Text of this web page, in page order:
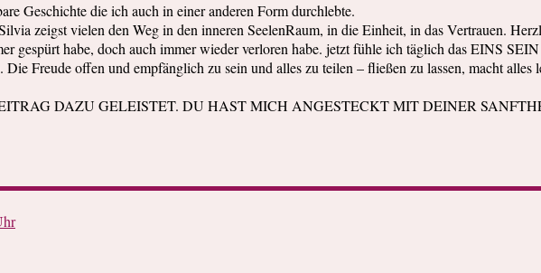
Geschichte die ich auch in einer anderen Form durchlebte.
zeigst vielen den Weg in den inneren SeelenRaum, in die Einheit, in das Vertrauen.
gespürt habe, doch auch immer wieder verloren habe. jetzt fühle ich täglich das EINS
Die Freude offen und empfänglich zu sein und alles zu teilen – fließen zu lassen,
DAZU GELEISTET. DU HAST MICH ANGESTECKT MIT DEINER